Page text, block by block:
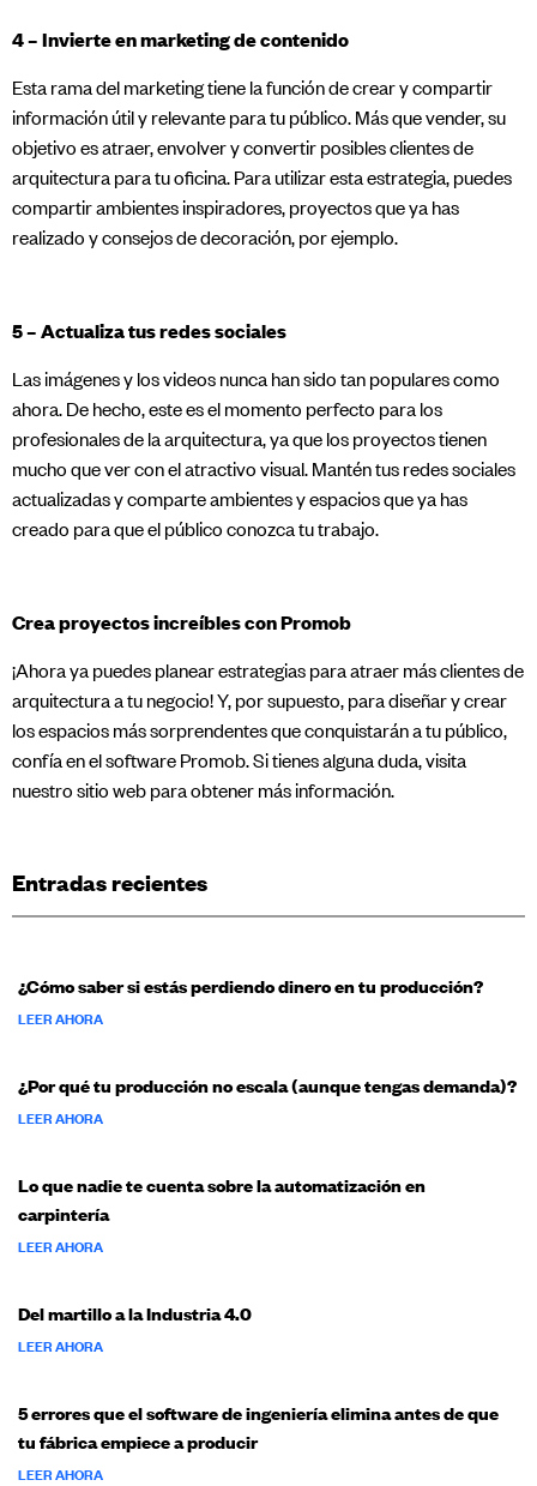
4 – Invierte en marketing de contenido
Esta rama del marketing tiene la función de crear y compartir
información útil y relevante para tu público. Más que vender, su
objetivo es atraer, envolver y convertir posibles clientes de
arquitectura para tu oficina. Para utilizar esta estrategia, puedes
compartir ambientes inspiradores, proyectos que ya has
realizado y consejos de decoración, por ejemplo.
5 – Actualiza tus redes sociales
Las imágenes y los videos nunca han sido tan populares como
ahora. De hecho, este es el momento perfecto para los
profesionales de la arquitectura, ya que los proyectos tienen
mucho que ver con el atractivo visual. Mantén tus redes sociales
actualizadas y comparte ambientes y espacios que ya has
creado para que el público conozca tu trabajo.
Crea proyectos increíbles con Promob
¡Ahora ya puedes planear estrategias para atraer más clientes de
arquitectura a tu negocio! Y, por supuesto, para diseñar y crear
los espacios más sorprendentes que conquistarán a tu público,
confía en el software Promob. Si tienes alguna duda, visita
nuestro sitio web para obtener más información.
Entradas recientes
¿Cómo saber si estás perdiendo dinero en tu producción?
LEER AHORA
¿Por qué tu producción no escala (aunque tengas demanda)?
LEER AHORA
Lo que nadie te cuenta sobre la automatización en
carpintería
LEER AHORA
Del martillo a la Industria 4.0
LEER AHORA
5 errores que el software de ingeniería elimina antes de que
tu fábrica empiece a producir
LEER AHORA